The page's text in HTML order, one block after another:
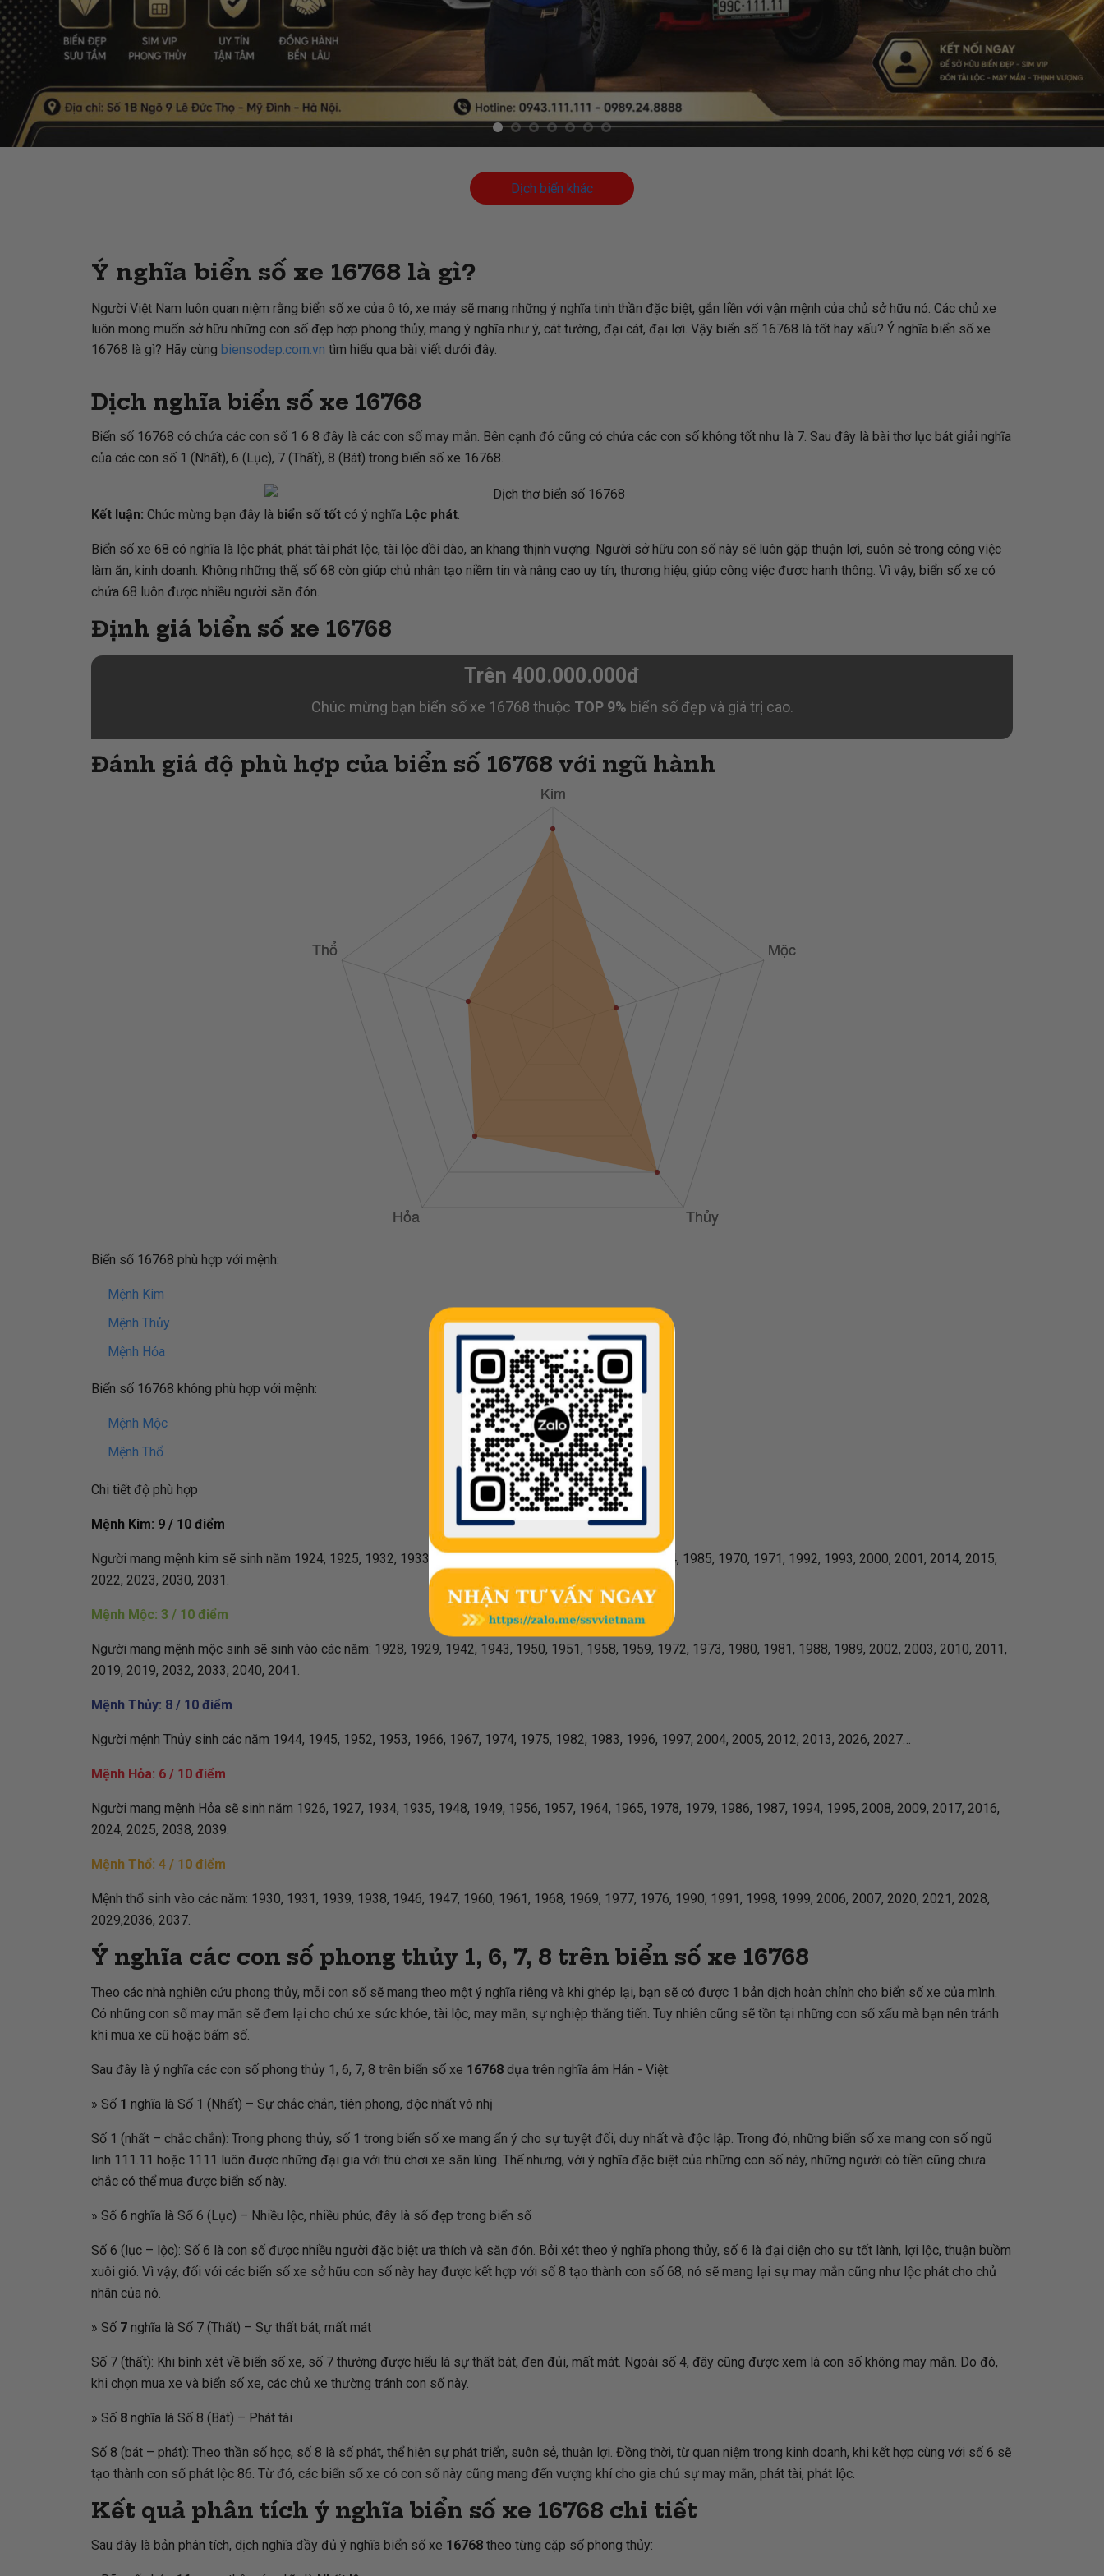
Dịch biển khác
Ý nghĩa biển số xe 16768 là gì?
Người Việt Nam luôn quan niệm rằng biển số xe của ô tô, xe máy sẽ mang những ý nghĩa tinh thần đặc biệt, gắn liền với vận mệnh của chủ sở hữu nó. Các chủ xe
luôn mong muốn sở hữu những con số đẹp hợp phong thủy, mang ý nghĩa như ý, cát tường, đại cát, đại lợi. Vậy biển số 16768 là tốt hay xấu? Ý nghĩa biển số xe
16768 là gì? Hãy cùng biensodep.com.vn tìm hiểu qua bài viết dưới đây.
Dịch nghĩa biển số xe 16768
Biển số 16768 có chứa các con số 1 6 8 đây là các con số may mắn. Bên cạnh đó cũng có chứa các con số không tốt như là 7. Sau đây là bài thơ lục bát giải nghĩa
của các con số 1 (Nhất), 6 (Lục), 7 (Thất), 8 (Bát) trong biển số xe 16768.
Kết luận: Chúc mừng bạn đây là biển số tốtcó ý nghĩa Lộc phát.
Biển số xe 68 có nghĩa là lộc phát, phát tài phát lộc, tài lộc dồi dào, an khang thịnh vượng. Người sở hữu con số này sẽ luôn gặp thuận lợi, suôn sẻ trong công việc
làm ăn, kinh doanh. Không những thế, số 68 còn giúp chủ nhân tạo niềm tin và nâng cao uy tín, thương hiệu, giúp công việc được hanh thông. Vì vậy, biển số xe có
chứa 68 luôn được nhiều người săn đón.
Định giá biển số xe 16768
Trên 400.000.000đ
Chúc mừng bạn biển số xe 16768 thuộc TOP 9% biển số đẹp và giá trị cao.
Đánh giá độ phù hợp của biển số 16768 với ngũ hành
Biển số 16768 phù hợp với mệnh:
Mệnh Kim
Mệnh Thủy
Mệnh Hỏa
Biển số 16768 không phù hợp với mệnh:
Mệnh Mộc
Mệnh Thổ
Chi tiết độ phù hợp
Mệnh Kim: 9 / 10 điểm
Người mang mệnh kim sẽ sinh năm 1924, 1925, 1932, 1933, 1940, 1941, 1954, 1955, 1962, 1963, 1984, 1985, 1970, 1971, 1992, 1993, 2000, 2001, 2014, 2015,
2022, 2023, 2030, 2031.
Mệnh Mộc: 3 / 10 điểm
Người mang mệnh mộc sinh sẽ sinh vào các năm: 1928, 1929, 1942, 1943, 1950, 1951, 1958, 1959, 1972, 1973, 1980, 1981, 1988, 1989, 2002, 2003, 2010, 2011,
2019, 2019, 2032, 2033, 2040, 2041.
Mệnh Thủy: 8 / 10 điểm
Người mệnh Thủy sinh các năm 1944, 1945, 1952, 1953, 1966, 1967, 1974, 1975, 1982, 1983, 1996, 1997, 2004, 2005, 2012, 2013, 2026, 2027…
Mệnh Hỏa: 6 / 10 điểm
Người mang mệnh Hỏa sẽ sinh năm 1926, 1927, 1934, 1935, 1948, 1949, 1956, 1957, 1964, 1965, 1978, 1979, 1986, 1987, 1994, 1995, 2008, 2009, 2017, 2016,
2024, 2025, 2038, 2039.
Mệnh Thổ: 4 / 10 điểm
Mệnh thổ sinh vào các năm: 1930, 1931, 1939, 1938, 1946, 1947, 1960, 1961, 1968, 1969, 1977, 1976, 1990, 1991, 1998, 1999, 2006, 2007, 2020, 2021, 2028,
2029,2036, 2037.
Ý nghĩa các con số phong thủy 1, 6, 7, 8 trên biển số xe 16768
Theo các nhà nghiên cứu phong thủy, mỗi con số sẽ mang theo một ý nghĩa riêng và khi ghép lại, bạn sẽ có được 1 bản dịch hoàn chỉnh cho biển số xe của mình.
Có những con số may mắn sẽ đem lại cho chủ xe sức khỏe, tài lộc, may mắn, sự nghiệp thăng tiến. Tuy nhiên cũng sẽ tồn tại những con số xấu mà bạn nên tránh
khi mua xe cũ hoặc bấm số.
Sau đây là ý nghĩa các con số phong thủy 1, 6, 7, 8 trên biển số xe 16768dựa trên nghĩa âm Hán - Việt:
» Số 1 nghĩa là Số 1 (Nhất) – Sự chắc chắn, tiên phong, độc nhất vô nhị
Số 1 (nhất – chắc chắn): Trong phong thủy, số 1 trong biển số xe mang ẩn ý cho sự tuyệt đối, duy nhất và độc lập. Trong đó, những biển số xe mang con số ngũ
linh 111.11 hoặc 1111 luôn được những đại gia với thú chơi xe săn lùng. Thế nhưng, với ý nghĩa đặc biệt của những con số này, những người có tiền cũng chưa
chắc có thể mua được biển số này.
» Số 6nghĩa là Số 6 (Lục) – Nhiều lộc, nhiều phúc, đây là số đẹp trong biển số
Số 6 (lục – lộc): Số 6 là con số được nhiều người đặc biệt ưa thích và săn đón. Bởi xét theo ý nghĩa phong thủy, số 6 là đại diện cho sự tốt lành, lợi lộc, thuận buồm
xuôi gió. Vì vậy, đối với các biển số xe sở hữu con số này hay được kết hợp với số 8 tạo thành con số 68, nó sẽ mang lại sự may mắn cũng như lộc phát cho chủ
nhân của nó.
» Số 7nghĩa là Số 7 (Thất) – Sự thất bát, mất mát
Số 7 (thất): Khi bình xét về biển số xe, số 7 thường được hiểu là sự thất bát, đen đủi, mất mát. Ngoài số 4, đây cũng được xem là con số không may mắn. Do đó,
khi chọn mua xe và biển số xe, các chủ xe thường tránh con số này.
» Số 8nghĩa là Số 8 (Bát) – Phát tài
Số 8 (bát – phát): Theo thần số học, số 8 là số phát, thể hiện sự phát triển, suôn sẻ, thuận lợi. Đồng thời, từ quan niệm trong kinh doanh, khi kết hợp cùng với số 6 sẽ
tạo thành con số phát lộc 86. Từ đó, các biển số xe có con số này cũng mang đến vượng khí cho gia chủ sự may mắn, phát tài, phát lộc.
Kết quả phân tích ý nghĩa biển số xe 16768 chi tiết
Sau đây là bản phân tích, dịch nghĩa đầy đủ ý nghĩa biển số xe 16768theo từng cặp số phong thủy: